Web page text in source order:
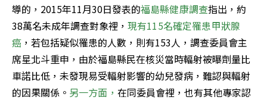
導的，2015年11月30日發表的福島縣健康調查指出，約
38萬名未成年調查對象裡， 現有115名確定罹患甲狀腺
癌 ，若包括疑似罹患的人數，則有153人，調查委員會主
席星北斗重申，由於福島縣民在核災當時輻射被曝劑量比
車諾比低，未發現易受輻射影響的幼兒發病，難認與輻射
的因果關係。 另一方面， 在同委員會裡，也有其他專家認